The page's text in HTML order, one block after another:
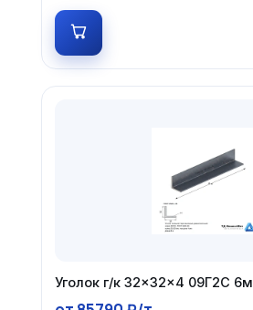
Уголок г/к 32×32×4 09Г2С 6м